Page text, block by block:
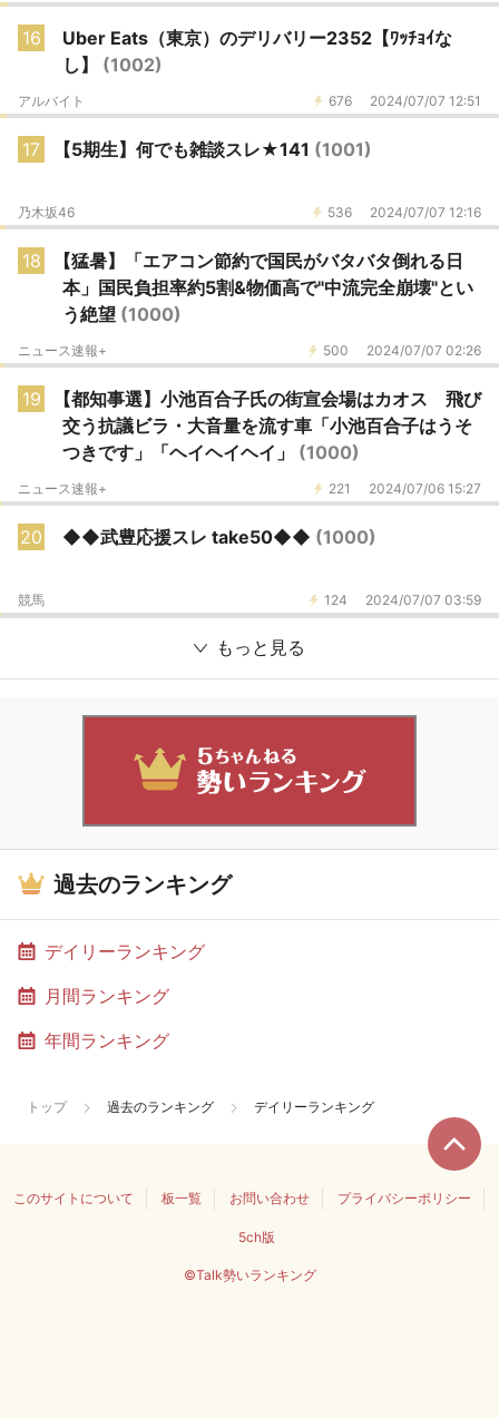
16
Uber Eats（東京）のデリバリー2352【ﾜｯﾁｮｲな
し】 (1002)
676 2024/07/07 12:51
アルバイト
17 【5期生】何でも雑談スレ★141 (1001)
536 2024/07/07 12:16
乃木坂46
18
【猛暑】「エアコン節約で国民がバタバタ倒れる日
本」国民負担率約5割&物価高で"中流完全崩壊"とい
う絶望 (1000)
500 2024/07/07 02:26
ニュース速報+
19
【都知事選】小池百合子氏の街宣会場はカオス 飛び
交う抗議ビラ・大音量を流す車「小池百合子はうそ
つきです」「ヘイヘイヘイ」 (1000)
221 2024/07/06 15:27
ニュース速報+
20 ◆◆武豊応援スレ take50◆◆ (1000)
124 2024/07/07 03:59
競馬
もっと見る
過去のランキング
デイリーランキング
月間ランキング
年間ランキング
トップ 過去のランキング デイリーランキング
このサイトについて 板一覧 お問い合わせ プライバシーポリシー
5ch版
©Talk勢いランキング